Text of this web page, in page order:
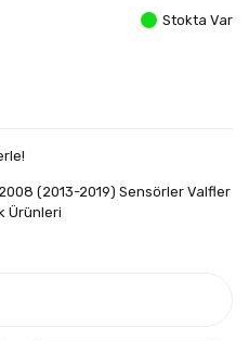
Stokta Var
(2013-2019) Sensörler Valfler
Ürünleri